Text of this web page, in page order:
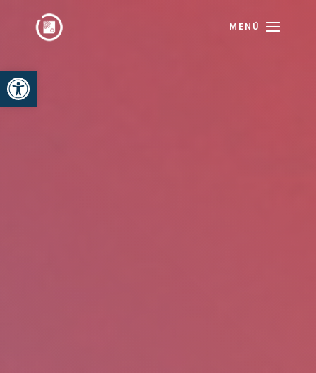
Abrir barra de herramientas